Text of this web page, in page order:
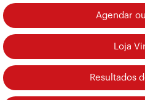
Agendar
Loja
Resultados